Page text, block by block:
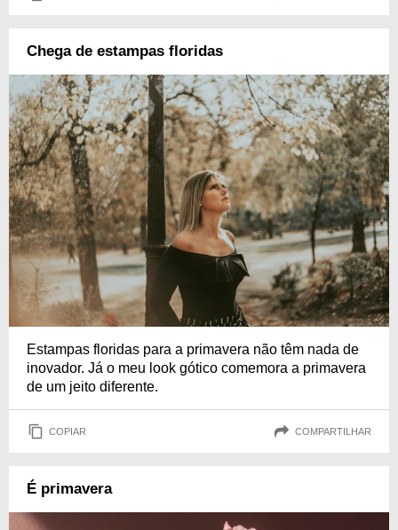
Chega de estampas floridas
Estampas floridas para a primavera não têm nada de
inovador. Já o meu look gótico comemora a primavera
de um jeito diferente.
COPIAR COMPARTILHAR
É primavera